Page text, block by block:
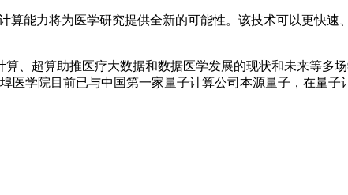
能力将为医学研究提供全新的可能性。该技术可以更快速
、超算助推医疗大数据和数据医学发展的现状和未来等多
学院目前已与中国第一家量子计算公司本源量子，在量